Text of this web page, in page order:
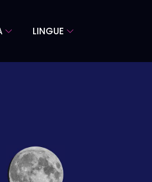
LINGUE